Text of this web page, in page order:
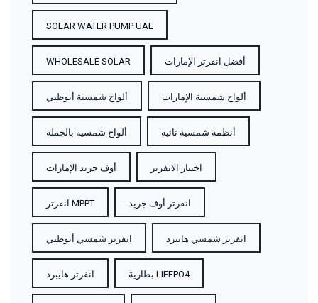
SOLAR WATER PUMP UAE
WHOLESALE SOLAR أفضل انفرتر الإمارات
ألواح شمسية أبوظبي ألواح شمسية الإمارات
ألواح شمسية بالجملة أنظمة شمسية نائية
أوف جريد الإمارات اختيار الانفرتر
انفرتر MPPT انفرتر أوف جريد
انفرتر شمسي أبوظبي انفرتر شمسي هايبرد
انفرتر هايبرد بطارية LIFEPO4